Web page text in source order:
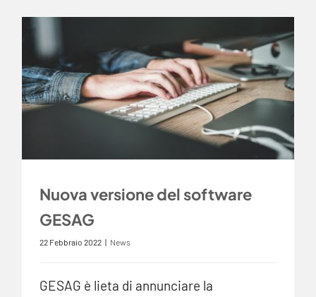
Nuova versione del software
GESAG
22 Febbraio 2022 | News
GESAG è lieta di annunciare la